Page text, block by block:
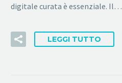
digitale curata è essenziale. Il…
LEGGI TUTTO